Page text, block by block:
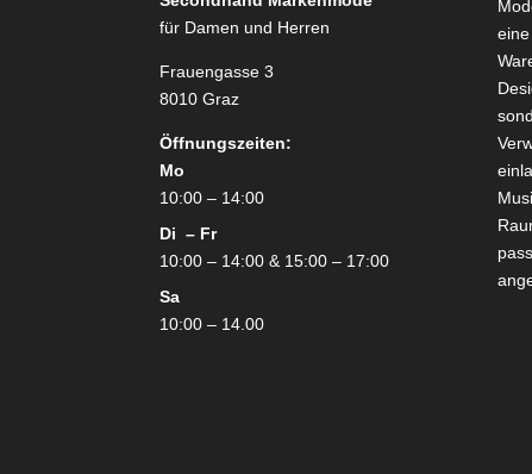
für Damen und Herren
Frauengasse 3
8010 Graz
Öffnungszeiten:
Mo
10:00 – 14:00
Di – Fr
10:00 – 14:00 & 15:00 – 17:00
Sa
10:00 – 14.00